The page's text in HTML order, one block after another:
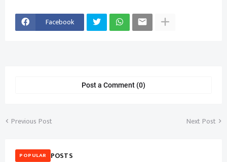
Facebook
Post a Comment (0)
Previous Post Next Post
POPULAR POSTS